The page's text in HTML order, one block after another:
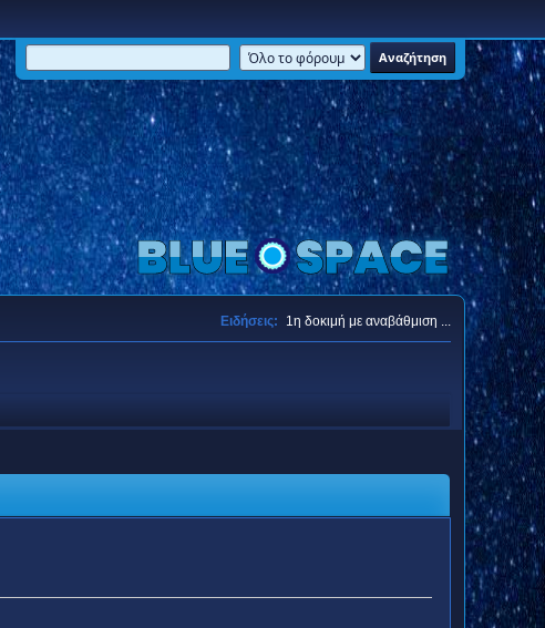
Ειδήσεις: 1η δοκιμή με αναβάθμιση ...